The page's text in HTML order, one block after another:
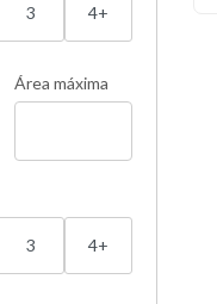
3 4+
Área máxima
3 4+